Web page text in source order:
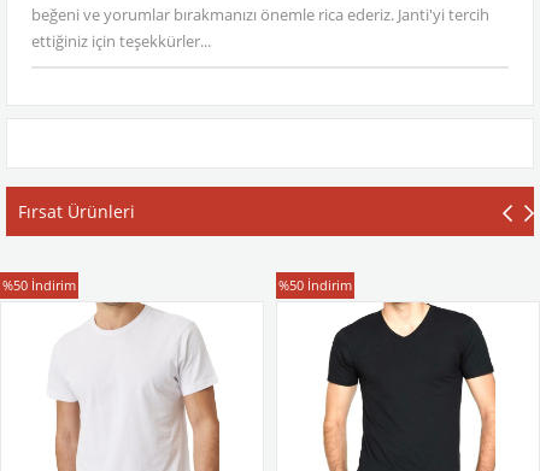
beğeni ve yorumlar bırakmanızı önemle rica ederiz. Janti'yi tercih
ettiğiniz için teşekkürler...
Fırsat Ürünleri
T-Shirt
%50 İndirim T-Shirt
%50 İndirim